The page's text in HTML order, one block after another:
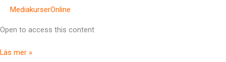
MediakurserOnline
Open to access this content
Läs mer »